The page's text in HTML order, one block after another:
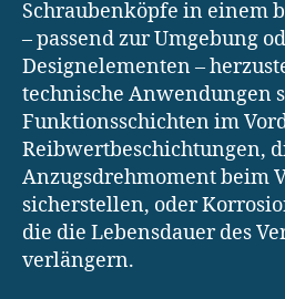
Schraubenköpfe in einem
– passend zur Umgebung
Designelementen –
technische Anwendungen
Funktionsschichten im
Reibwertbeschichtungen,
Anzugsdrehmoment beim
sicherstellen, oder
die die Lebensdauer des
verlängern.